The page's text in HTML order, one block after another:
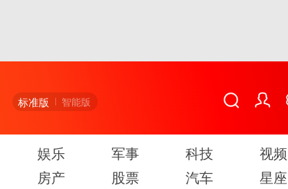
标准版 智能版
娱乐 军事 科技
视频
房产 股票 汽车
星座